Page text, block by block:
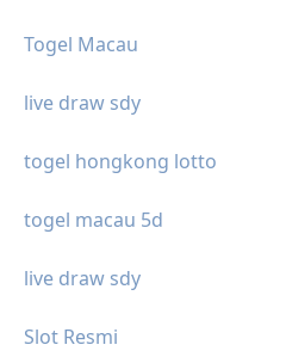
Togel Macau
live draw sdy
togel hongkong lotto
togel macau 5d
live draw sdy
Slot Resmi